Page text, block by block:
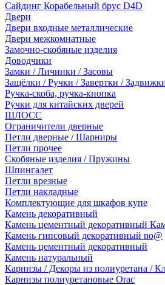
Сайдинг Корабельный брус D4D
Двери
Двери входные металлические
Двери межкомнатные
Замочно-скобяные изделия
Доводчики
Замки / Личинки / Засовы
Защёлки / Ручки / Завертки /
Ручка-скоба, ручка-кнопка
Ручки для китайских дверей
ШЛОСС
Ограничители дверные
Петли дверные / Шарниры
Петли прочее
Скобяные изделия / Пружины
Шпингалет
Петли врезные
Петли накладные
Комплектующие для шкафов купе
Камень декоративный
Камень цементный декоративный
Камень гипсовый декоративный no@
Камень цементный декоративный
Камень натуральный
Карнизы / Декоры из полиуретана /
Карнизы полиуретановые Orac